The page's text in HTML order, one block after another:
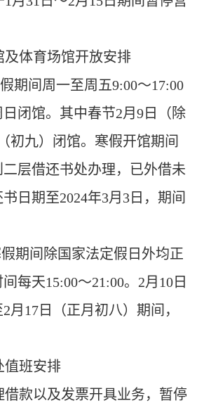
及体育场馆开放安排
期间周一至周五9:00～17:00
闭馆。其中春节2月9 日（除
初九）闭馆。寒假开馆期间
层借还书处办理，已外借未
日期至2024年3月 3 日，期间
期间除国家法定假日外均正
每天15:00～21:00。 2月 10 日
2月 17 日（正月初八）期间，
值班安排
借款以及发票开具业务，暂停